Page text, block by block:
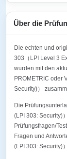
Über die
Die echten und
303（LPI Level 3
wurden mit den
PROMETRIC oder
Security)）
Die
(LPI 303: Security)
Prüfungsfragen/
Fragen und
(LPI 303: Security)